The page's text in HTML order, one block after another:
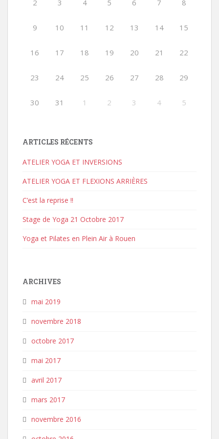
2 3 4 5 6 7 8
9 10 11 12 13 14 15
16 17 18 19 20 21 22
23 24 25 26 27 28 29
30 31 1 2 3 4 5
ARTICLES RÉCENTS
ATELIER YOGA ET INVERSIONS
ATELIER YOGA ET FLEXIONS ARRIÈRES
C’est la reprise !!
Stage de Yoga 21 Octobre 2017
Yoga et Pilates en Plein Air à Rouen
ARCHIVES
mai 2019
novembre 2018
octobre 2017
mai 2017
avril 2017
mars 2017
novembre 2016